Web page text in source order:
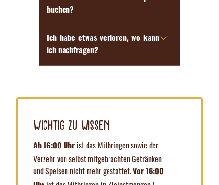
geschlo
ssen
21:00Uhr
Schwimmen
11:00 –
19:00Uhr
über unserBuchungssystemdurchführen:
• Klettergarten
• E-Bike
buchen?
Anfragen für Grillplätze könnt Ihr auch
ganz einfach direkt über unseren Event-
Konfigurator stellen.
Ich habe etwas verloren, wo kann
ich nachfragen?
Ruf uns0201-4906090an oder schreib
Wichtig zu wissen
Ab 16:00 Uhr ist das Mitbringen sowie der
Verzehr von selbst mitgebrachten Getränken
und Speisen nicht mehr gestattet. Vor 16:00